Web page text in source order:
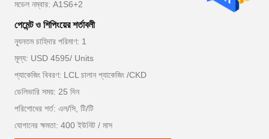
মডেল নম্বার: A1S6+2
পেমেন্ট ও শিপিংয়ের শর্তাবলী
ন্যূনতম চাহিদার পরিমাণ: 1
মূল্য: USD 4595/ Units
প্যাকেজিং বিবরণ: LCL চালান প্যাকেজিং /CKD
ডেলিভারি সময়: 25 দিন
পরিশোধের শর্ত: এল/সি, টি/টি
যোগানের ক্ষমতা: 400 ইউনিট / মাস